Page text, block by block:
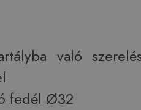
való
fedél Ø32